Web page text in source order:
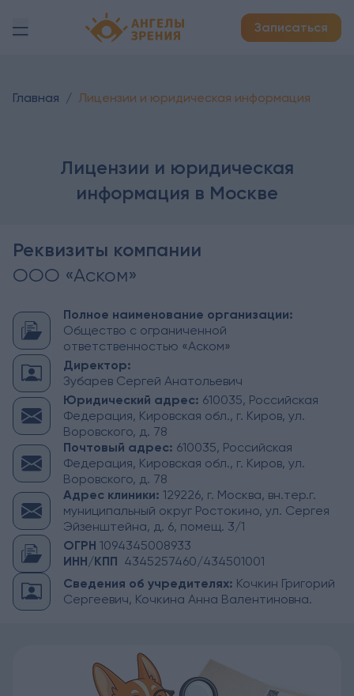
Детская офтальмология Ангелы зрения!
Записаться
Главная / Лицензии и юридическая информация
Лицензии и юридическая
информация в Москве
Лицензии и юридическая информация
Реквизиты компании
ООО «Аском»
Полное наименование организации:
Общество с ограниченной
ответственностью «Аском»
Директор:
Зубарев Сергей Анатольевич
Юридический адрес: 610035, Российская
Федерация, Кировская обл., г. Киров, ул.
Воровского, д. 78
Почтовый адрес: 610035, Российская
Федерация, Кировская обл., г. Киров, ул.
Воровского, д. 78
Адрес клиники: 129226, г. Москва, вн.тер.г.
муниципальный округ Ростокино, ул. Сергея
Эйзенштейна, д. 6, помещ. 3/1
ОГРН 1094345008933
ИНН/КПП 4345257460/434501001
Сведения об учредителях: Кочкин Григорий
Сергеевич, Кочкина Анна Валентиновна.